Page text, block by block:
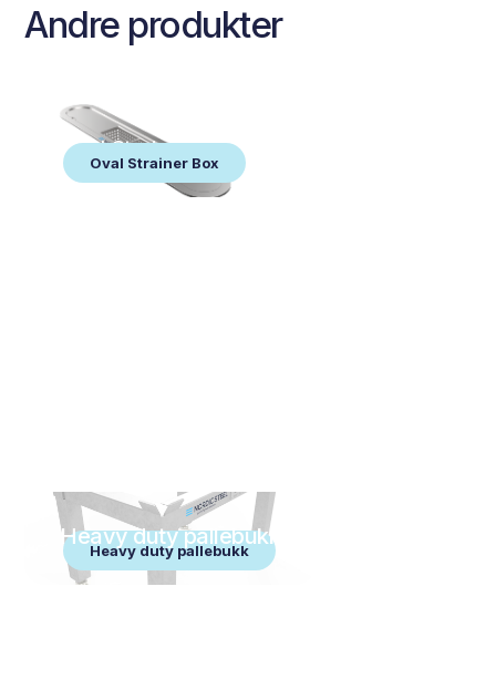
Andre produkter
Oval Strainer Box
Oval Strainer Box
Heavy duty pallebukk
Heavy duty pallebukk